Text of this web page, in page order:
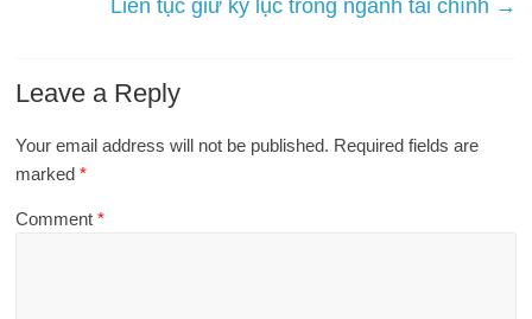
Liên tục giữ kỷ lục trong ngành tài chính →
Leave a Reply
Your email address will not be published. Required fields are
marked*
Comment*